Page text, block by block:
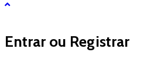
Entrar ou Registrar